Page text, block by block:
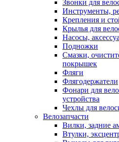
Звонки для
Инструменты,
Крепления и
Крылья для
Насосы,
Подножки
Смазки,
покрышек
Фляги
Флягодержатели
Фонари для
устройства
Чехлы для
Велозапчасти
Вилки, задние
Втулки,